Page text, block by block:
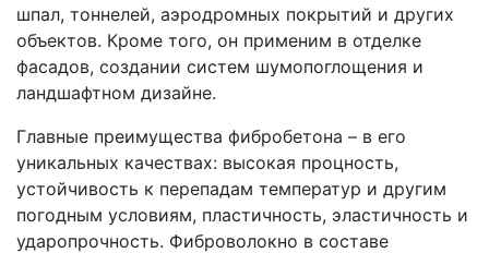
шпал, тоннелей, аэродромных покрытий и других
объектов. Кроме того, он применим в отделке
фасадов, создании систем шумопоглощения и
ландшафтном дизайне.
Главные преимущества фибробетона – в его
уникальных качествах: высокая процность,
устойчивость к перепадам температур и другим
погодным условиям, пластичность, эластичность и
ударопрочность. Фиброволокно в составе